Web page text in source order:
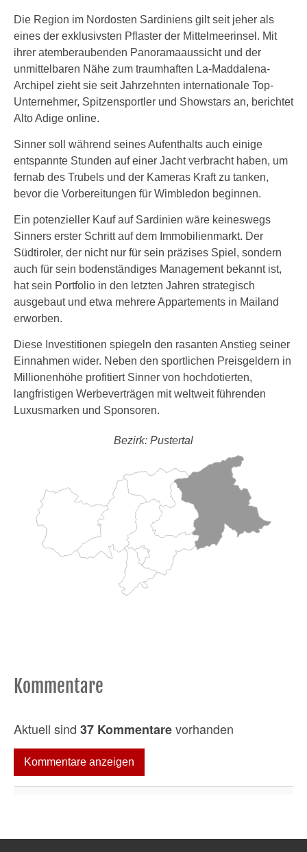
Die Region im Nordosten Sardiniens gilt seit jeher als
eines der exklusivsten Pflaster der Mittelmeerinsel. Mit
ihrer atemberaubenden Panoramaaussicht und der
unmittelbaren Nähe zum traumhaften La-Maddalena-
Archipel zieht sie seit Jahrzehnten internationale Top-
Unternehmer, Spitzensportler und Showstars an, berichtet
Alto Adige online.
Sinner soll während seines Aufenthalts auch einige
entspannte Stunden auf einer Jacht verbracht haben, um
fernab des Trubels und der Kameras Kraft zu tanken,
bevor die Vorbereitungen für Wimbledon beginnen.
Ein potenzieller Kauf auf Sardinien wäre keineswegs
Sinners erster Schritt auf dem Immobilienmarkt. Der
Südtiroler, der nicht nur für sein präzises Spiel, sondern
auch für sein bodenständiges Management bekannt ist,
hat sein Portfolio in den letzten Jahren strategisch
ausgebaut und etwa mehrere Appartements in Mailand
erworben.
Diese Investitionen spiegeln den rasanten Anstieg seiner
Einnahmen wider. Neben den sportlichen Preisgeldern in
Millionenhöhe profitiert Sinner von hochdotierten,
langfristigen Werbeverträgen mit weltweit führenden
Luxusmarken und Sponsoren.
Bezirk: Pustertal
Kommentare
Aktuell sind 37 Kommentarevorhanden
Kommentare anzeigen